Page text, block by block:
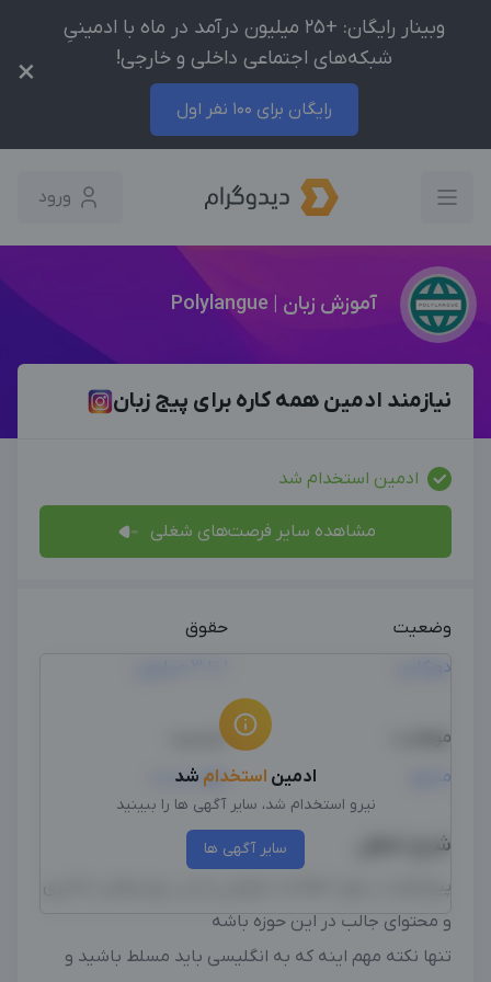
وبینار رایگان: +25 میلیون درآمد در ماه با ادمینیِ
شبکه‌های اجتماعی داخلی و خارجی!
رایگان برای 100 نفر اول
×
ورود
آموزش زبان | Polylangue
نیازمند ادمین همه کاره برای پیج زبان
ادمین استخدام شد
مشاهده سایر فرصت‌های شغلی
وضعیت
دورکاری
حقوق
موقعیت
مشهد
جنسیت
مهم نیست
شرح شغل
پیج قراره در مورد اطلاعات عمومی زبانی، روش‌های یادگیری
و محتوای جالب در این حوزه باشه
تنها نکته مهم اینه که به انگلیسی باید مسلط باشید و
ادمین استخدام شد
نیرو استخدام شد، سایر آگهی ها را ببینید
سایر آگهی ها